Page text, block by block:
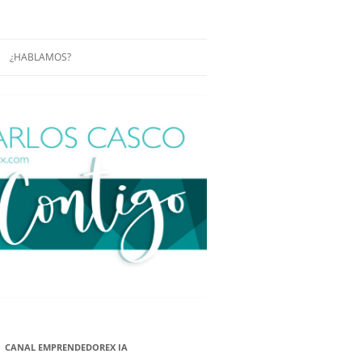
EN
DE
NUEVA
¿HABLAMOS?
CONÓCENOS UN POCO MÁS
CANAL EMPRENDEDOREX IA